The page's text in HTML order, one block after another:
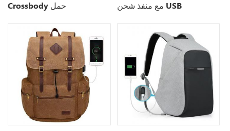
Crossbody حمل
مع منفذ شحن USB